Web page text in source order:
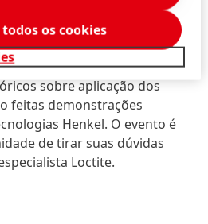
análise ainda mais complexa”,
de Vendas Industrial
sobre aplicação dos
feitas demonstrações
Henkel. O evento é
de tirar suas dúvidas
Loctite.
os cookies